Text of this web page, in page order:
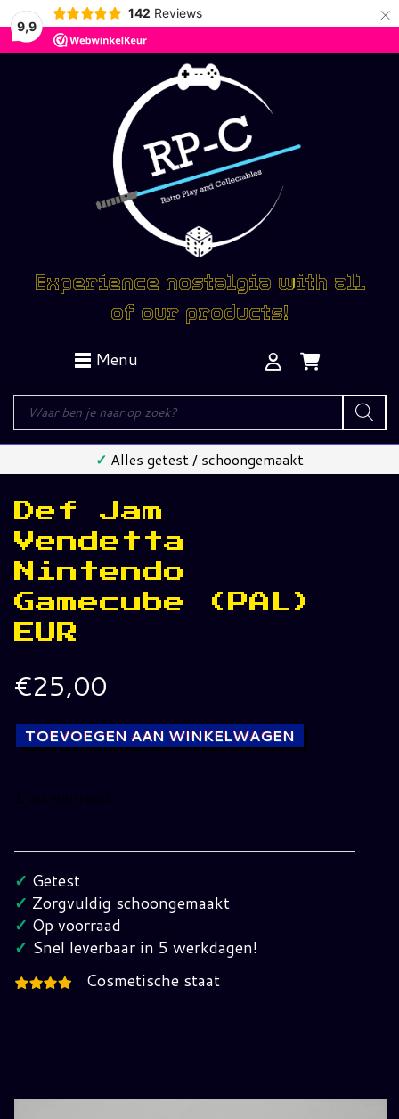
9,9
142 Reviews ×
Experience nostalgia with all
of our products!
Menu
Producten
zoeken
✓ Alles getest / schoongemaakt
Def Jam
Vendetta
Nintendo
Gamecube (PAL)
EUR
€25,00
TOEVOEGEN AAN WINKELWAGEN
1 op voorraad
Jam
Vendetta
Nintendo
Gamecube
(PAL)
hoeveelheid
✓ Getest
✓ Zorgvuldig schoongemaakt
✓ Op voorraad
✓ Snel leverbaar in 5 werkdagen!
Cosmetische staat